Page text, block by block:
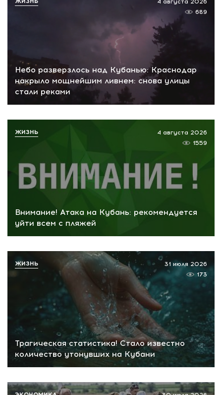
Небо разверзлось над Кубанью: Краснодар
накрыло мощнейшим ливнем: снова улицы
стали реками
689
Внимание! Атака на Кубань: рекомендуется
уйти всем с пляжей
4 августа 2026
1559
ЖИЗНЬ
Трагическая статистика! Стало известно
количество утонувших на Кубани
31 июля 2026
173
ЖИЗНЬ